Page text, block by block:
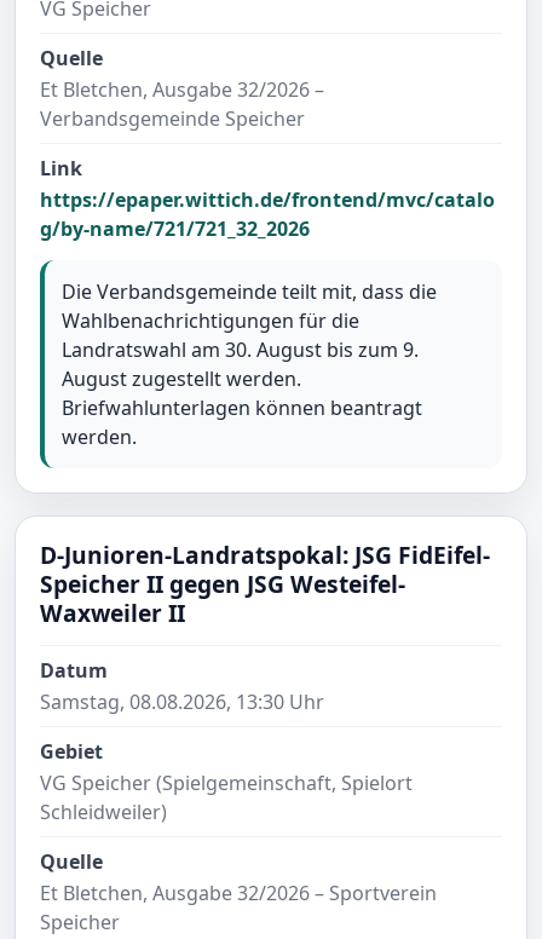
VG Speicher
Quelle
Et Bletchen, Ausgabe 32/2026 –
Verbandsgemeinde Speicher
Link
https://epaper.wittich.de/frontend/mvc/catalo
g/by-name/721/721_32_2026
Die Verbandsgemeinde teilt mit, dass die
Wahlbenachrichtigungen für die
Landratswahl am 30. August bis zum 9.
August zugestellt werden.
Briefwahlunterlagen können beantragt
werden.
D-Junioren-Landratspokal: JSG FidEifel-
Speicher II gegen JSG Westeifel-
Waxweiler II
Datum
Samstag, 08.08.2026, 13:30 Uhr
Gebiet
VG Speicher (Spielgemeinschaft, Spielort
Schleidweiler)
Quelle
Et Bletchen, Ausgabe 32/2026 – Sportverein
Speicher